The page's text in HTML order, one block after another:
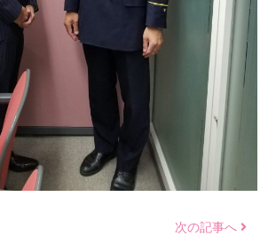
次の記事へ